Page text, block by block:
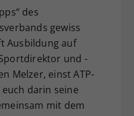
des
gewiss
Ausbildung auf
und -
Melzer, einst ATP-
darin seine
mit dem
Ihre Consent-
Unter anderem eine
ID, für die
Ihrer
Einstellungen, falls der
dies eingestellt